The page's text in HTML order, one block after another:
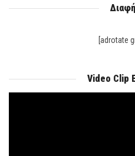
[adrotate
Video Clip